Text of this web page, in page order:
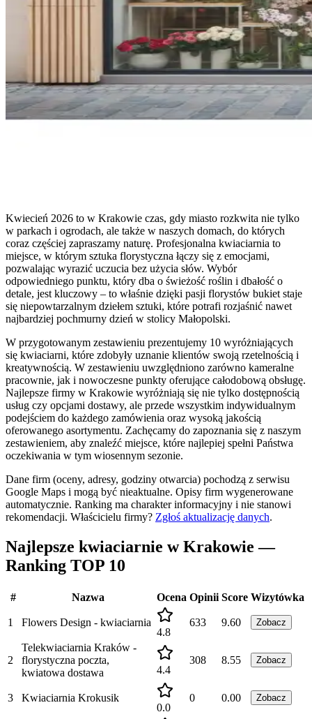
Kwiecień 2026 to w Krakowie czas, gdy miasto rozkwita nie tylko
w parkach i ogrodach, ale także w naszych domach, do których
coraz częściej zapraszamy naturę. Profesjonalna kwiaciarnia to
miejsce, w którym sztuka florystyczna łączy się z emocjami,
pozwalając wyrazić uczucia bez użycia słów. Wybór
odpowiedniego punktu, który dba o świeżość roślin i dbałość o
detale, jest kluczowy – to właśnie dzięki pasji florystów bukiet staje
się niepowtarzalnym dziełem sztuki, które potrafi rozjaśnić nawet
najbardziej pochmurny dzień w stolicy Małopolski.
W przygotowanym zestawieniu prezentujemy 10 wyróżniających
się kwiaciarni, które zdobyły uznanie klientów swoją rzetelnością i
kreatywnością. W zestawieniu uwzględniono zarówno kameralne
pracownie, jak i nowoczesne punkty oferujące całodobową obsługę.
Najlepsze firmy w Krakowie wyróżniają się nie tylko dostępnością
usług czy opcjami dostawy, ale przede wszystkim indywidualnym
podejściem do każdego zamówienia oraz wysoką jakością
oferowanego asortymentu. Zachęcamy do zapoznania się z naszym
zestawieniem, aby znaleźć miejsce, które najlepiej spełni Państwa
oczekiwania w tym wiosennym sezonie.
Dane firm (oceny, adresy, godziny otwarcia) pochodzą z serwisu
Google Maps i mogą być nieaktualne. Opisy firm wygenerowane
automatycznie. Ranking ma charakter informacyjny i nie stanowi
rekomendacji. Właścicielu firmy? Zgłoś aktualizację danych.
Najlepsze kwiaciarnie w Krakowie —
Ranking TOP 10
# Nazwa Ocena Opinii Score Wizytówka
1
Flowers Design - kwiaciarnia
4.8
633 9.60 Zobacz
2
Telekwiaciarnia Kraków -
florystyczna poczta,
kwiatowa dostawa
4.4
308 8.55 Zobacz
3
Kwiaciarnia Krokusik
0.0
0 0.00 Zobacz